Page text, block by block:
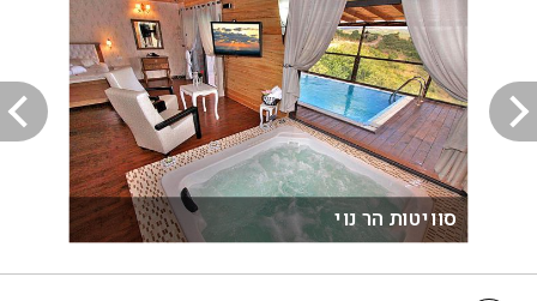
דבר נוסף שמאוד תרם לחופשה שלנו זה שיש במקום מטבח
מאובזר, כך שהכנו את כל האוכל במקום ולא היינו צריכים
לצאת למסעדות בחוץ או להיסחב עם קופסאות שימורים וכו'.
ביום השני השתמשנו במנגל.
בקיצור - שווה כל רגע. תענוג! מומלץ מאוד לכל מי שמתלבט!
אז תודה על הכל!
סוויטות הר נוי